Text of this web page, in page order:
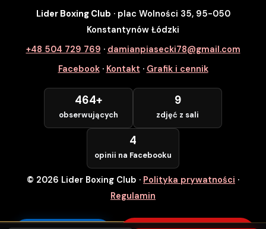
SZYBKI ZAPIS
Zapisz się na wybrane zajęcia
Numer Telefonu *
POTWIERDZAM — WCHODZĘ ZA
DARMO
Lider Boxing Club · plac Wolności 35, 95-050
Konstantynów Łódzki
+48 504 729 769 · damianpiasecki78@gmail.com
Facebook· Kontakt · Grafik i cennik
464+
obserwujących
9
zdjęć z sali
4
opinii na Facebooku
© 2026 Lider Boxing Club · Polityka prywatności ·
Regulamin